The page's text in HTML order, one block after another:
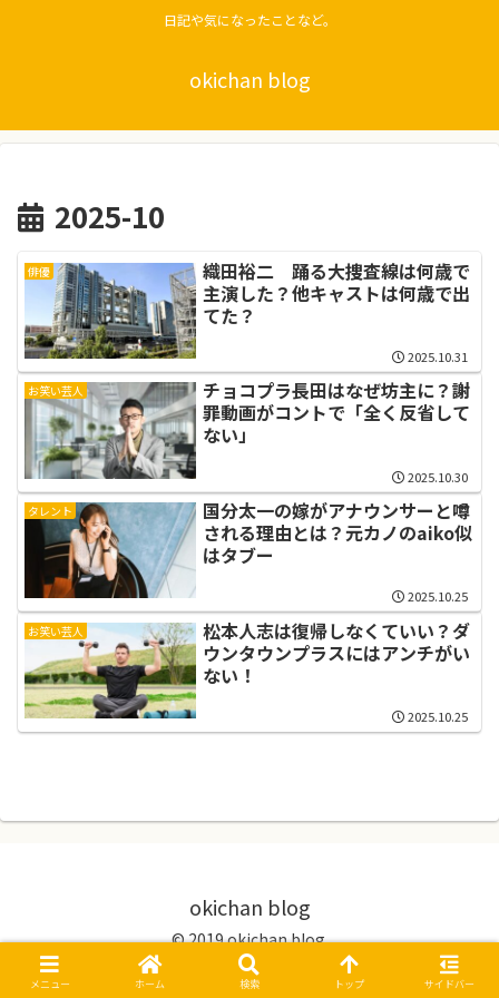
日記や気になったことなど。
okichan blog
2025-10
俳優
織田裕二 踊る大捜査線は何歳で
主演した？他キャストは何歳で出
てた？
2025.10.31
お笑い芸人
チョコプラ長田はなぜ坊主に？謝
罪動画がコントで「全く反省して
ない」
2025.10.30
タレント
国分太一の嫁がアナウンサーと噂
される理由とは？元カノのaiko似
はタブー
2025.10.25
お笑い芸人
松本人志は復帰しなくていい？ダ
ウンタウンプラスにはアンチがい
ない！
2025.10.25
okichan blog
© 2019 okichan blog.
メニュー ホーム 検索 トップ サイドバー